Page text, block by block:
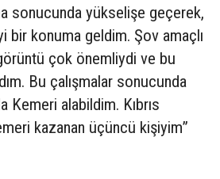
sonucunda yükselişe geçerek,
bir konuma geldim. Şov amaçlı
çok önemliydi ve bu
Bu çalışmalar sonucunda
Kemeri alabildim. Kıbrıs
kazanan üçüncü kişiyim”